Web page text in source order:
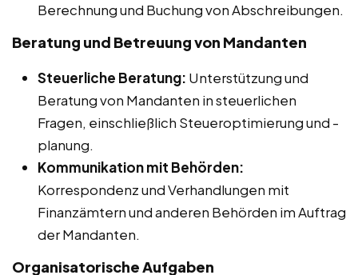
Berechnung und Buchung von Abschreibungen.
Beratung und Betreuung von Mandanten
Steuerliche Beratung: Unterstützung und
Beratung von Mandanten in steuerlichen
Fragen, einschließlich Steueroptimierung und -
planung.
Kommunikation mit Behörden:
Korrespondenz und Verhandlungen mit
Finanzämtern und anderen Behörden im Auftrag
der Mandanten.
Organisatorische Aufgaben